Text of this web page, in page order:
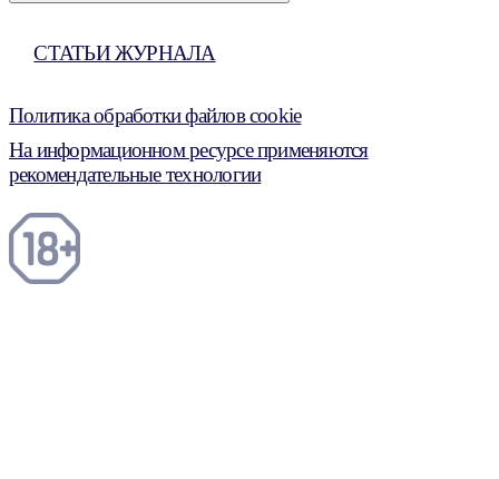
СТАТЬИ ЖУРНАЛА
Политика обработки файлов cookie
На информационном ресурсе применяются
рекомендательные технологии